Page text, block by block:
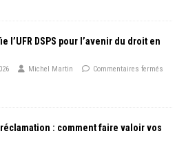
l’UFR DSPS pour l’avenir du droit en
Michel Martin Commentaires fermés
: comment faire valoir vos